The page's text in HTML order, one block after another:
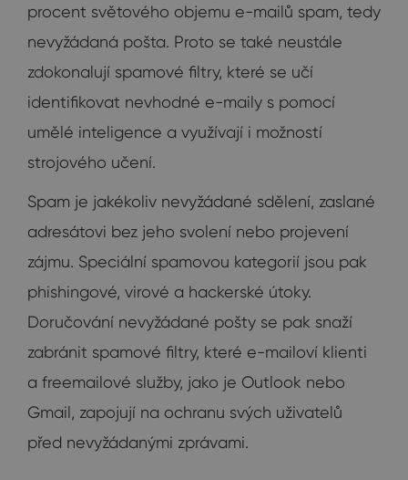
procent světového objemu e-mailů spam, tedy
nevyžádaná pošta. Proto se také neustále
zdokonalují spamové filtry, které se učí
identifikovat nevhodné e-maily s pomocí
umělé inteligence a využívají i možností
strojového učení.
Spam je jakékoliv nevyžádané sdělení, zaslané
adresátovi bez jeho svolení nebo projevení
zájmu. Speciální spamovou kategorií jsou pak
phishingové, virové a hackerské útoky.
Doručování nevyžádané pošty se pak snaží
zabránit spamové filtry, které e-mailoví klienti
a freemailové služby, jako je Outlook nebo
Gmail, zapojují na ochranu svých uživatelů
před nevyžádanými zprávami.